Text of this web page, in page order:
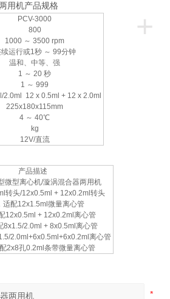
用机产品规格
+
PCV-3000
800
1000 ～ 3500 rpm
运行或1秒 ～ 99分钟
温和、中等、强
1 ～ 20 秒
1 ～ 999
2.0ml
12 x 0.5ml + 12 x 2.0ml
225x180x115mm
4 ～ 40℃
kg
12V/直流
产品描述
微型离心机/漩涡混合器两用机
转头/12x0.5ml + 12x0.2ml转头
适配12x1.5ml微量离心管
12x0.5ml + 12x0.2ml离心管
8x1.5/2.0ml + 8x0.5ml离心管
2.0ml+6x0.5ml+6x0.2ml离心管
2x8孔0.2ml条带微量离心管